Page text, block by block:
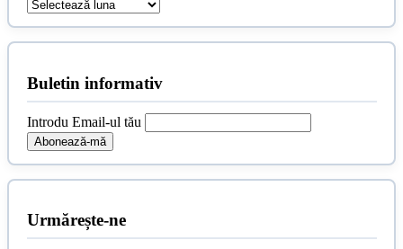
Buletin informativ
Introdu Email-ul tău
Urmărește-ne